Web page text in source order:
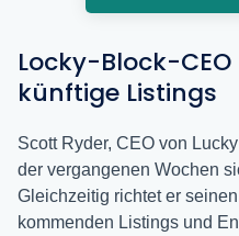
Locky-Block-
künftige Listings
Scott Ryder, CEO von
der vergangenen Wochen
Gleichzeitig richtet er
kommenden Listings und